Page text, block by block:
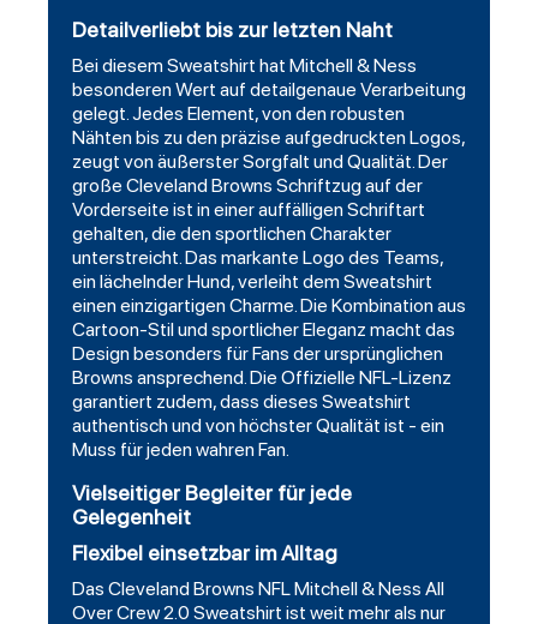
Detailverliebt bis zur letzten Naht
Bei diesem Sweatshirt hat Mitchell & Ness
besonderen Wert auf detailgenaue Verarbeitung
gelegt. Jedes Element, von den robusten
Nähten bis zu den präzise aufgedruckten Logos,
zeugt von äußerster Sorgfalt und Qualität. Der
große Cleveland Browns Schriftzug auf der
Vorderseite ist in einer auffälligen Schriftart
gehalten, die den sportlichen Charakter
unterstreicht. Das markante Logo des Teams,
ein lächelnder Hund, verleiht dem Sweatshirt
einen einzigartigen Charme. Die Kombination aus
Cartoon-Stil und sportlicher Eleganz macht das
Design besonders für Fans der ursprünglichen
Browns ansprechend. Die Offizielle NFL-Lizenz
garantiert zudem, dass dieses Sweatshirt
authentisch und von höchster Qualität ist - ein
Muss für jeden wahren Fan.
Vielseitiger Begleiter für jede
Gelegenheit
Flexibel einsetzbar im Alltag
Das Cleveland Browns NFL Mitchell & Ness All
Over Crew 2.0 Sweatshirt ist weit mehr als nur